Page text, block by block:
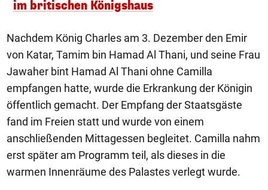
im britischen Königshaus
Nachdem König Charles am 3. Dezember den Emir
von Katar, Tamim bin Hamad Al Thani, und seine Frau
Jawaher bint Hamad Al Thani ohne Camilla
empfangen hatte, wurde die Erkrankung der Königin
öffentlich gemacht. Der Empfang der Staatsgäste
fand im Freien statt und wurde von einem
anschließenden Mittagessen begleitet. Camilla nahm
erst später am Programm teil, als dieses in die
warmen Innenräume des Palastes verlegt wurde.